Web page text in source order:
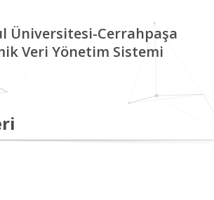
Üniversitesi-Cerrahpaşa
Veri Yönetim Sistemi